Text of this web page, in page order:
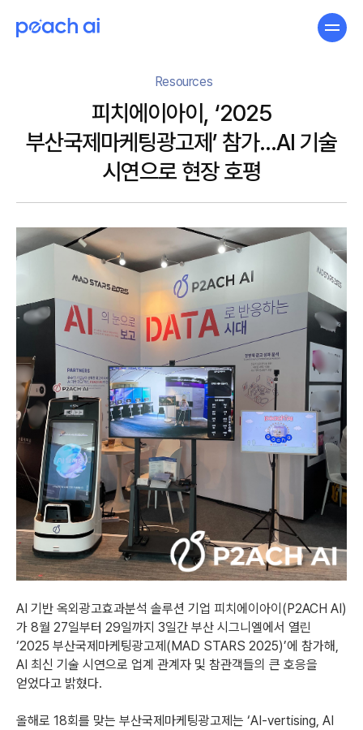
Resources
피치에이아이, ‘2025
부산국제마케팅광고제’ 참가…AI 기술
시연으로 현장 호평
AI 기반 옥외광고효과분석 솔루션 기업 피치에이아이(P2ACH AI)
가 8월 27일부터 29일까지 3일간 부산 시그니엘에서 열린
‘2025 부산국제마케팅광고제(MAD STARS 2025)’에 참가해,
AI 최신 기술 시연으로 업계 관계자 및 참관객들의 큰 호응을
얻었다고 밝혔다.
올해로 18회를 맞는 부산국제마케팅광고제는 ‘AI-vertising, AI